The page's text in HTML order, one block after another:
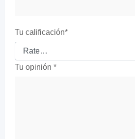
Tu calificación*
Tu opinión *